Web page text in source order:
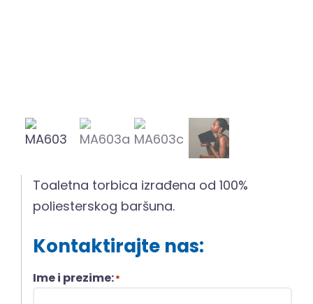
Toaletna torbica izrađena od 100%
poliesterskog baršuna.
Kontaktirajte nas:
Ime i prezime:*